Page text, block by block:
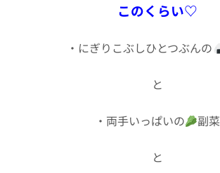
このくらい♡
・にぎりこぶしひとつぶんの
と
・両手いっぱいの 副菜
と